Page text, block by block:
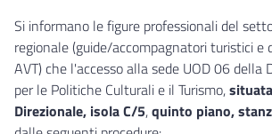
Si informano le figure professionali del
regionale (guide/accompagnatori turistici e
AVT) che l'accesso alla sede UOD 06 della
per le Politiche Culturali e il Turismo,
Direzionale, isola C/5,quinto piano,